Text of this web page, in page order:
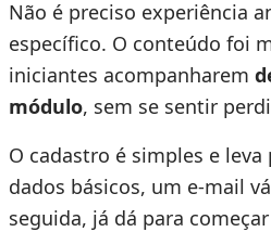
Não é preciso experiência
específico. O conteúdo foi
iniciantes acompanharem
módulo, sem se sentir
O cadastro é simples e
dados básicos, um e-mail
seguida, já dá para